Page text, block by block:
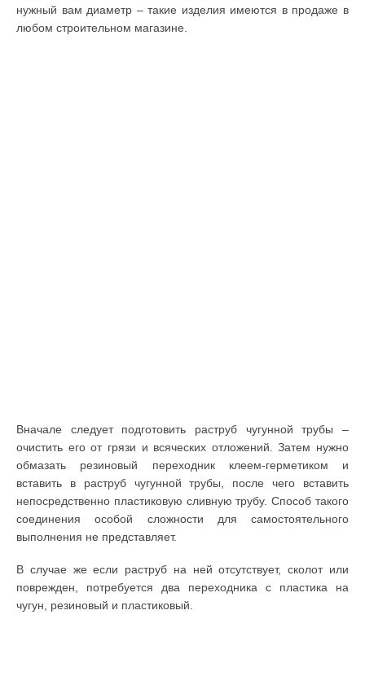
нужный вам диаметр – такие изделия имеются в продаже в
любом строительном магазине.
Вначале следует подготовить раструб чугунной трубы –
очистить его от грязи и всяческих отложений. Затем нужно
обмазать резиновый переходник клеем-герметиком и
вставить в раструб чугунной трубы, после чего вставить
непосредственно пластиковую сливную трубу. Способ такого
соединения особой сложности для самостоятельного
выполнения не представляет.
В случае же если раструб на ней отсутствует, сколот или
поврежден, потребуется два переходника с пластика на
чугун, резиновый и пластиковый.